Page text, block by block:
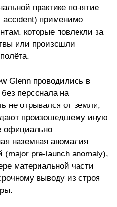
практике понятие
accident) применимо
которые повлекли за
или произошли
Glenn проводились в
персонала на
не отрывался от земли,
произошедшему иную
официально
наземная аномалия
(major pre-launch anomaly),
материальной части
выводу из строя